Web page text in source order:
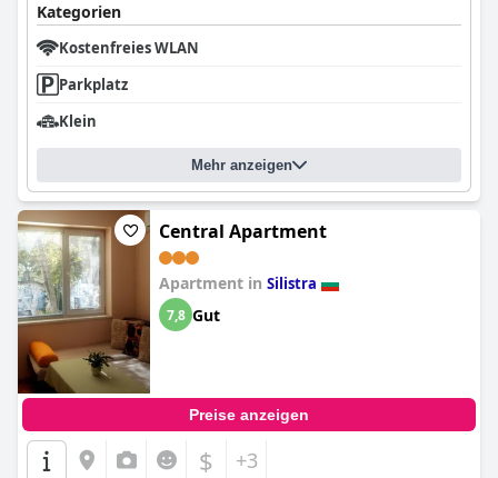
Kategorien
Kostenfreies WLAN
Parkplatz
Klein
Mehr anzeigen
Central Apartment
Apartment in Silistra
7,8 Gut
Preise anzeigen
$ +3